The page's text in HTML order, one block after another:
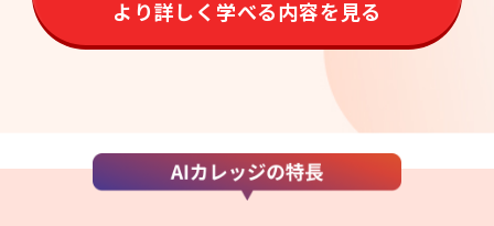
より詳しく学べる内容を見る